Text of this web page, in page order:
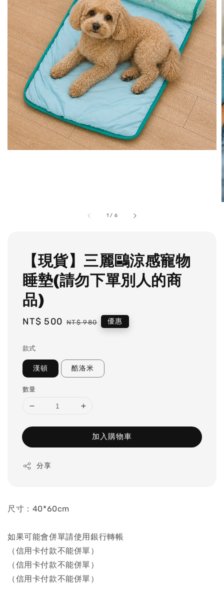
1 / 6
【現貨】三麗鷗涼感寵物
睡墊(請勿下單別人的商
品)
Sale
NT$ 500 Regular
NT$ 980 優惠
款式
漢頓 酷洛米
數量
加入購物車
分享
尺寸：40*60cm
如果可能會併單請使用銀行轉帳
（信用卡付款不能併單）
（信用卡付款不能併單）
（信用卡付款不能併單）